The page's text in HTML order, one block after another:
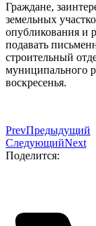
Граждане,
земельных
опубликования и
подавать
строительный
муниципального
воскресенья.
PrevПредыдущий
СледующийNext
Поделится: